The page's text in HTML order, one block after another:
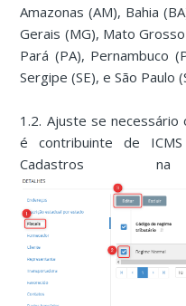
Amazonas (AM), Bahia
Gerais (MG), Mato
Pará (PA), Pernambuco
Sergipe (SE), e São Paulo
1.2. Ajuste se
é contribuinte de
Cadastros